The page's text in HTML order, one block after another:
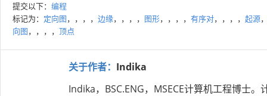
提交以下： 编程
标记为： 定向图，，，， 边缘，，，， 图形，，，， 有序对，，，， 起源
向图，，，， 顶点
关于作者： Indika
Indika，BSC.ENG，MSECE计算机工程博士